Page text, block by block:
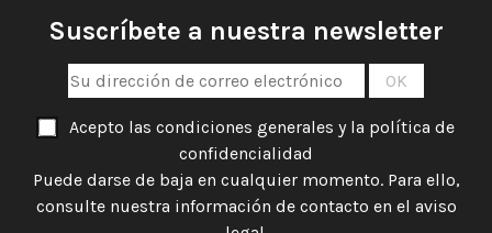
Suscríbete a nuestra newsletter
Acepto las condiciones generales y la política de
confidencialidad
Puede darse de baja en cualquier momento. Para ello,
consulte nuestra información de contacto en el aviso